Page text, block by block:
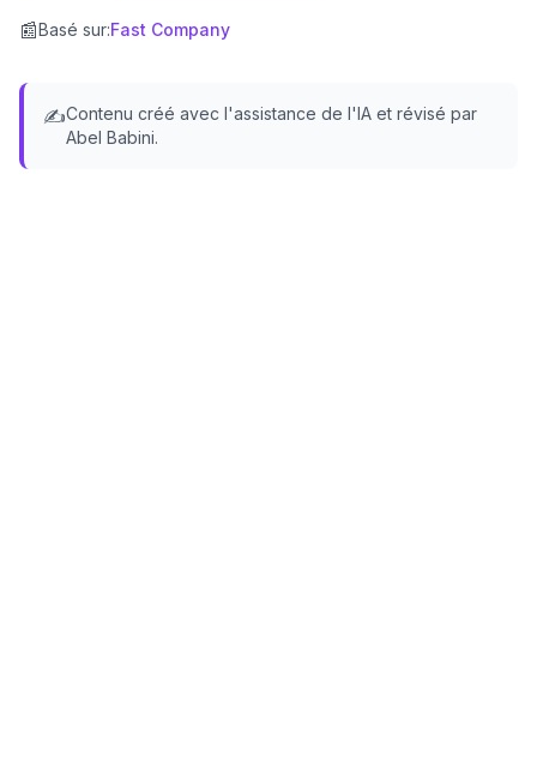
📰Basé sur:Fast Company
✍️Contenu créé avec l'assistance de l'IA et révisé par
Abel Babini.